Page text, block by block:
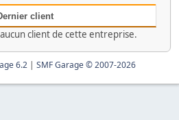
client
client de cette entreprise.
6.2| SMF Garage © 2007-2026